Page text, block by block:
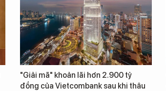
"Giải mã" khoản lãi hơn 2.900 tỷ
đồng của Vietcombank sau khi thâu